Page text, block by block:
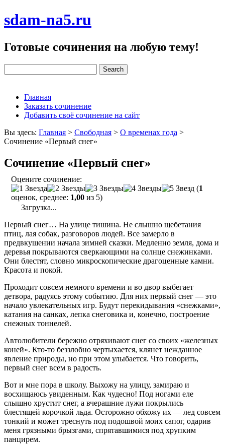
sdam-na5.ru
Готовые сочинения на любую тему!
Главная
Заказать сочинение
Добавить своё сочинение на сайт
Вы здесь: Главная > Свободная > О временах года >
Сочинение «Первый снег»
Сочинение «Первый снег»
Оцените сочинение:
(1
оценок, среднее: 1,00 из 5)
Загрузка...
Первый снег… На улице тишина. Не слышно щебетания
птиц, лая собак, разговоров людей. Все замерло в
предвкушении начала зимней сказки. Медленно земля, дома и
деревья покрываются сверкающими на солнце снежинками.
Они блестят, словно микроскопические драгоценные камни.
Красота и покой.
Проходит совсем немного времени и во двор выбегает
детвора, радуясь этому событию. Для них первый снег — это
начало увлекательных игр. Будут перекидывания «снежками»,
катания на санках, лепка снеговика и, конечно, построение
снежных тоннелей.
Автолюбители бережно отряхивают снег со своих «железных
коней». Кто-то беззлобно чертыхается, клянет нежданное
явление природы, но при этом улыбается. Что говорить,
первый снег всем в радость.
Вот и мне пора в школу. Выхожу на улицу, замираю и
восхищаюсь увиденным. Как чудесно! Под ногами еле
слышно хрустит снег, а вчерашние лужи покрылись
блестящей корочкой льда. Осторожно обхожу их — лед совсем
тонкий и может треснуть под подошвой моих сапог, одарив
меня грязными брызгами, спрятавшимися под хрупким
панцирем.